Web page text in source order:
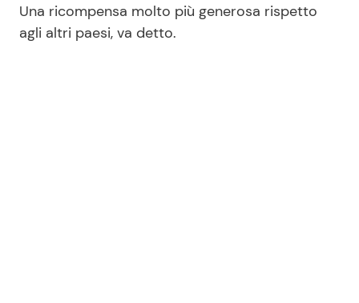
Una ricompensa molto più generosa rispetto
agli altri paesi, va detto.